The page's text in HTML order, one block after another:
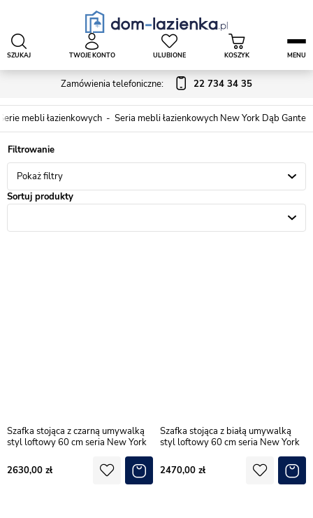
Zamówienia telefoniczne: 22 734 34 35
SZUKAJ TWOJE KONTO ULUBIONE KOSZYK MENU
mebli łazienkowych Seria mebli łazienkowych New York Dąb Gante
Pokaż filtry
Sortuj produkty
Szafka stojąca z czarną umywalką
styl loftowy 60 cm seria New York
2630,00
Szafka stojąca z białą umywalką
styl loftowy 60 cm seria New York
2470,00